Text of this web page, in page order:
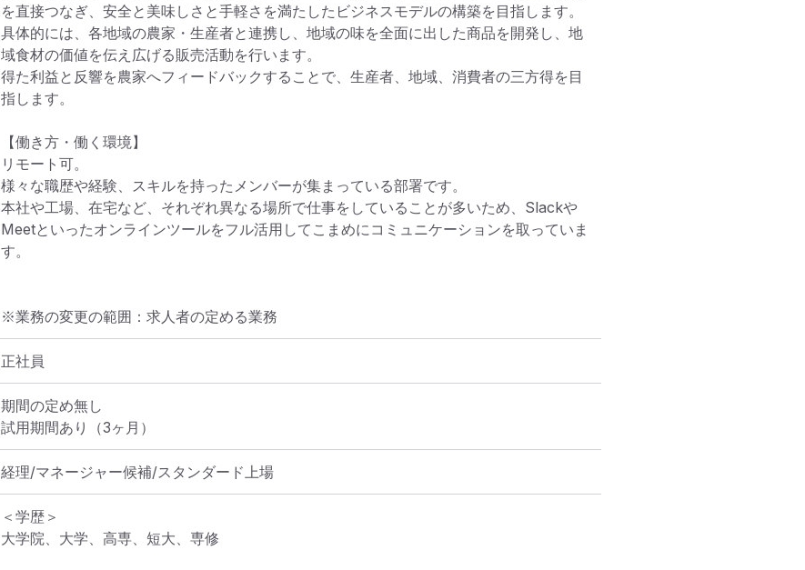
を直接つなぎ、安全と美味しさと手軽さを満たしたビジネスモデルの構築を目指します。
具体的には、各地域の農家・生産者と連携し、地域の味を全面に出した商品を開発し、地
域食材の価値を伝え広げる販売活動を行います。
得た利益と反響を農家へフィードバックすることで、生産者、地域、消費者の三方得を目
指します。
【働き方・働く環境】
リモート可。
様々な職歴や経験、スキルを持ったメンバーが集まっている部署です。
本社や工場、在宅など、それぞれ異なる場所で仕事をしていることが多いため、Slackや
Meetといったオンラインツールをフル活用してこまめにコミュニケーションを取っていま
す。
※業務の変更の範囲：求人者の定める業務
正社員
期間の定め無し
試用期間あり（3ヶ月）
経理/マネージャー候補/スタンダード上場
＜学歴＞
大学院、大学、高専、短大、専修